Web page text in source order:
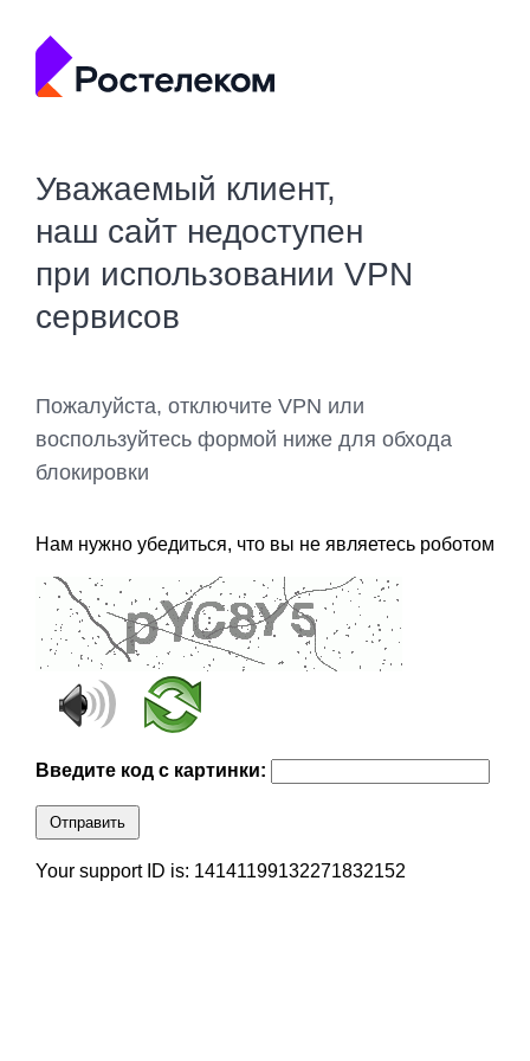
Уважаемый клиент,
наш сайт недоступен
при использовании VPN
сервисов
Пожалуйста, отключите VPN или
воспользуйтесь формой ниже для обхода
блокировки
Нам нужно убедиться, что вы не являетесь роботом
Введите код с картинки:
Отправить
Your support ID is: 14141199132271832152